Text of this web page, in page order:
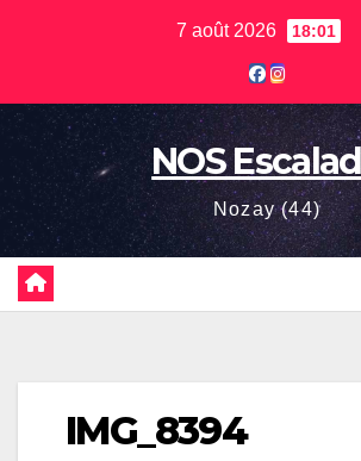
7 août 2026 18:01
NOS
Nozay (44)
IMG_8394